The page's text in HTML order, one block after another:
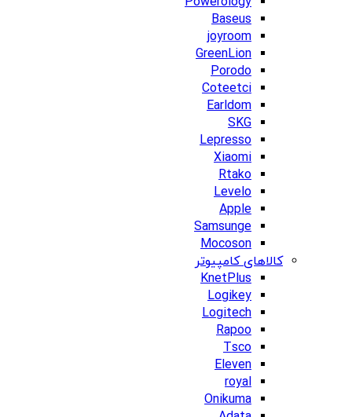
Baseus
joyroom
GreenLion
Porodo
Coteetci
Earldom
SKG
Lepresso
Xiaomi
Rtako
Levelo
Apple
Samsunge
Mocoson
کالاهای کامپیوتر
KnetPlus
Logikey
Logitech
Rapoo
Tsco
Eleven
royal
Onikuma